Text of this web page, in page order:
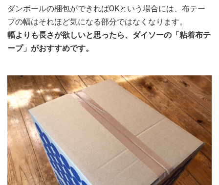
ダンボールの梱包ができればOKという場合には、布テー
プの幅はそれほど気になる部分ではなくなります。
幅よりも長さが欲しいと思ったら、ダイソーの「粘着布テ
ープ」がおすすめです。